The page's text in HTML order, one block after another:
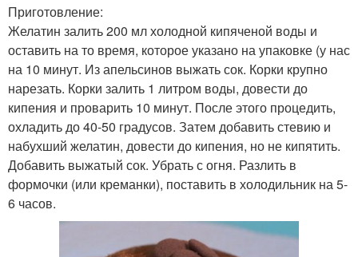
Приготовление:
Желатин залить 200 мл холодной кипяченой воды и
оставить на то время, которое указано на упаковке (у нас
на 10 минут. Из апельсинов выжать сок. Корки крупно
нарезать. Корки залить 1 литром воды, довести до
кипения и проварить 10 минут. После этого процедить,
охладить до 40-50 градусов. Затем добавить стевию и
набухший желатин, довести до кипения, но не кипятить.
Добавить выжатый сок. Убрать с огня. Разлить в
формочки (или креманки), поставить в холодильник на 5-
6 часов.